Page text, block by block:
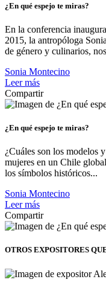
¿En qué espejo te miras?
En la conferencia
2015, la antropóloga
de género y culinarios,
Sonia Montecino
Leer más
Compartir
¿En qué espejo te miras?
¿Cuáles son los modelos
mujeres en un Chile
los símbolos históricos...
Sonia Montecino
Leer más
Compartir
OTROS EXPOSITORES